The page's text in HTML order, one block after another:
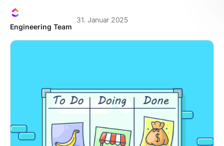
Engineering Team
31. Januar 2025